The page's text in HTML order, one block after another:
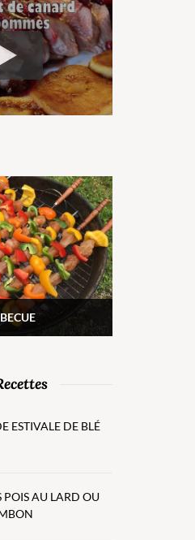
ESTIVALE DE BLÉ
POIS AU LARD OU